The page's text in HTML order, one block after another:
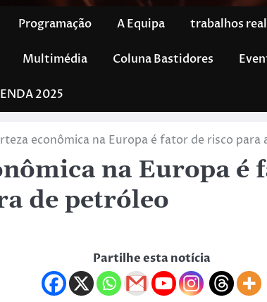
Programação A Equipa trabalhos
Multimédia Coluna Bastidores
2025
econômica na Europa é fator de risco para
na Europa é
de petróleo
Partilhe esta notícia